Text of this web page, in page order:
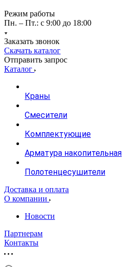
Режим работы
Пн. – Пт.: с 9:00 до 18:00
Заказать звонок
Скачать каталог
Отправить запрос
Каталог
Краны
Смесители
Комплектующие
Арматура накопительная
Полотенцесушители
Доставка и оплата
О компании
Новости
Партнерам
Контакты